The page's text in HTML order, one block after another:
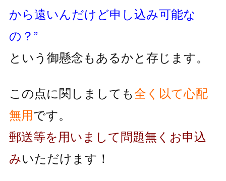
から遠いんだけど申し込み可能な
の？”
という御懸念もあるかと存じます。
この点に関しましても全く以て心配
無用です。
郵送等を用いまして問題無くお申込
みいただけます！